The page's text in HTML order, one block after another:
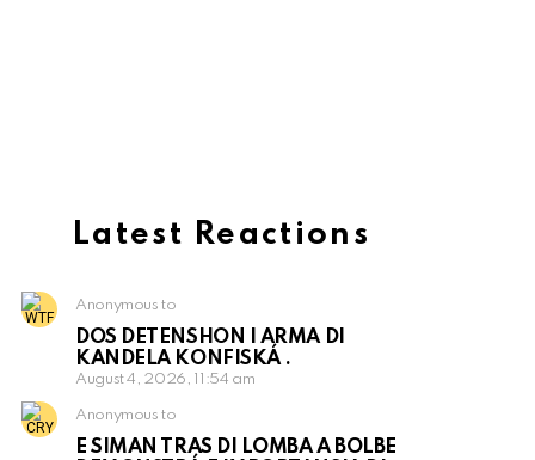
Latest Reactions
Anonymous to
DOS DETENSHON I ARMA DI
KANDELA KONFISKÁ .
August 4, 2026, 11:54 am
Anonymous to
E SIMAN TRAS DI LOMBA A BOLBE